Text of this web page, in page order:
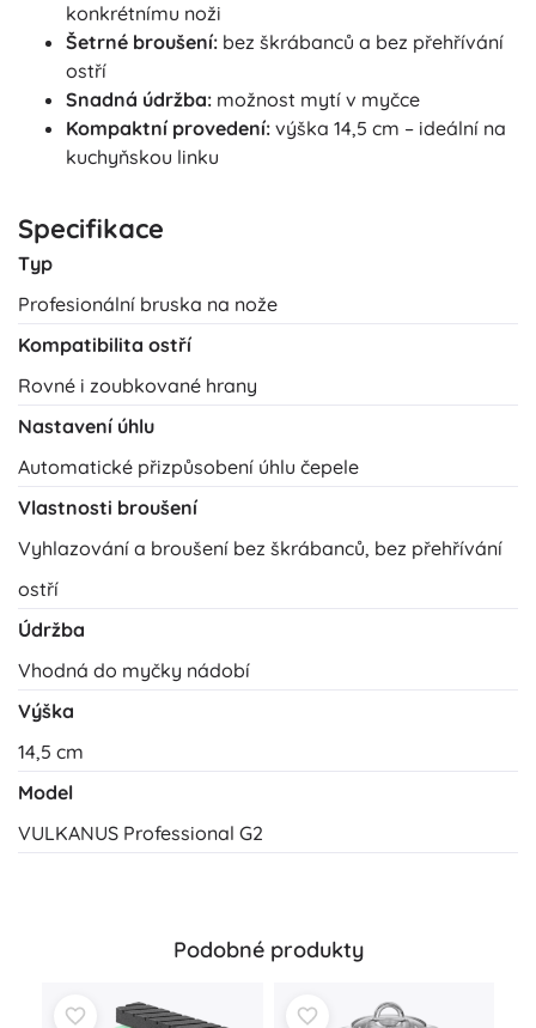
konkrétnímu noži
Šetrné broušení: bez škrábanců a bez přehřívání
ostří
Snadná údržba: možnost mytí v myčce
Kompaktní provedení: výška 14,5 cm – ideální na
kuchyňskou linku
Specifikace
Typ
Profesionální bruska na nože
Kompatibilita ostří
Rovné i zoubkované hrany
Nastavení úhlu
Automatické přizpůsobení úhlu čepele
Vlastnosti broušení
Vyhlazování a broušení bez škrábanců, bez přehřívání
ostří
Údržba
Vhodná do myčky nádobí
Výška
14,5 cm
Model
VULKANUS Professional G2
Podobné produkty